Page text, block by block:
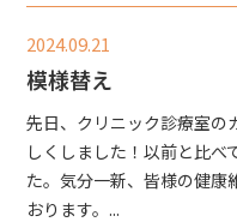
よ
2024.09.21
模様替え
先日、クリニック診療室の
しくしました！以前と比べ
た。気分一新、皆様の健康
おります。...